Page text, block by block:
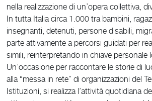
nella realizzazione di un’opera collettiva,
In tutta Italia circa 1.000 tra bambini,
insegnanti, detenuti, persone disabili,
parte attivamente a percorsi guidati per
simili, reinterpretando in chiave personale
Un’occasione per raccontare le storie di
alla “messa in rete” di organizzazioni del
Istituzioni, si realizza l’attività quotidiana